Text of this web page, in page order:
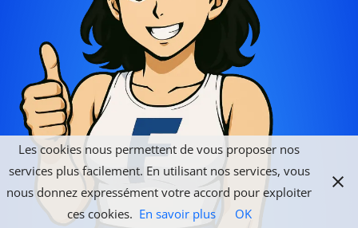
Les cookies nous permettent de vous proposer nos
services plus facilement. En utilisant nos services, vous
nous donnez expressément votre accord pour exploiter
ces cookies. En savoir plus OK